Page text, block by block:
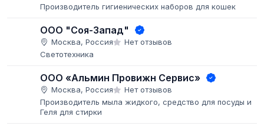
Производитель гигиенических наборов для кошек
ООО "Соя-Запад"
Москва, Россия
Нет отзывов
Светотехника
ООО «Альмин Провижн Сервис»
Москва, Россия
Нет отзывов
Производитель мыла жидкого, средство для посуды и
Геля для стирки